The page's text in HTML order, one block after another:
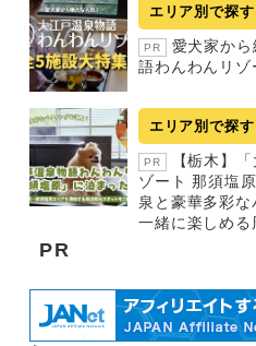
エリア別で探す
PR
愛犬家か
語わんわんリゾ
エリア別で探す
PR
【栃木】
ゾート 那須塩
泉と豪華多彩
一緒に楽しめ
PR